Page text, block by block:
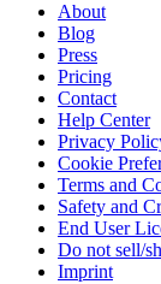
About
Blog
Press
Pricing
Contact
Help Center
Privacy
Cookie
Terms and
Safety and
End User
Do not sell/
Imprint